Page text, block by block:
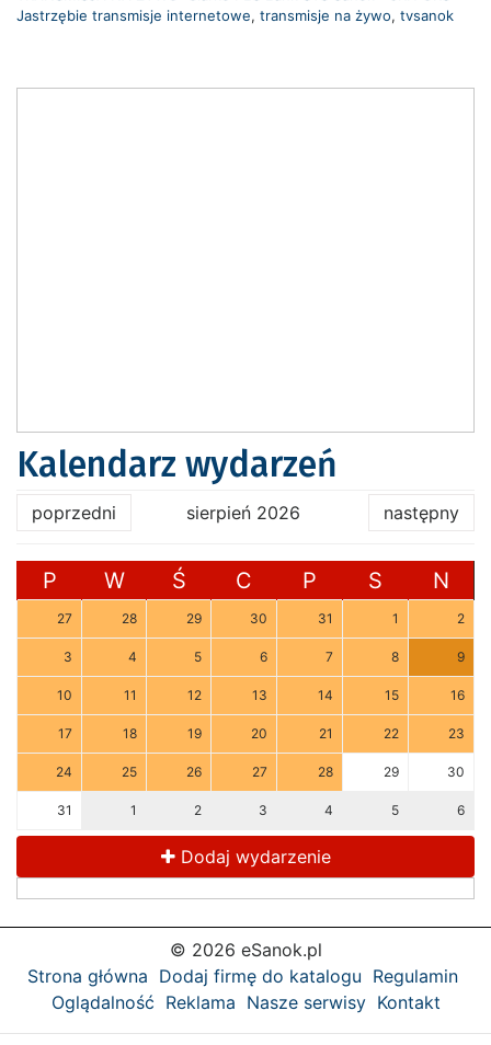
Jastrzębie transmisje internetowe, transmisje na żywo, tvsanok
Kalendarz wydarzeń
poprzedni sierpień 2026 następny
P W Ś C P S N
27 28 29 30 31 1 2
3 4 5 6 7 8 9
10 11 12 13 14 15 16
17 18 19 20 21 22 23
24 25 26 27 28 29 30
31 1 2 3 4 5 6
Dodaj wydarzenie
© 2026 eSanok.pl
Strona główna Dodaj firmę do katalogu Regulamin
Oglądalność Reklama Nasze serwisy Kontakt